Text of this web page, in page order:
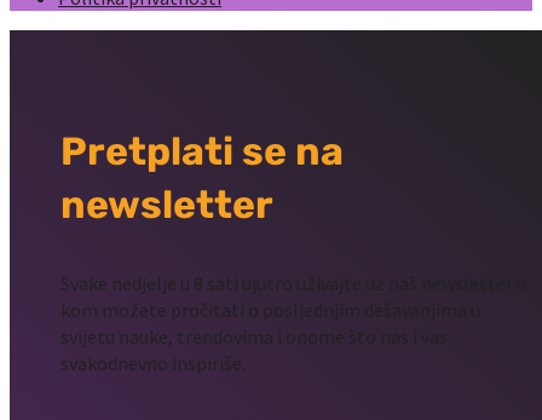
Pretplati se na
newsletter
Svake nedjelje u 8 sati ujutro uživajte uz naš newsletter u
kom možete pročitati o posljednjim dešavanjima u
svijetu nauke, trendovima i onome što nas i vas
svakodnevno inspiriše.